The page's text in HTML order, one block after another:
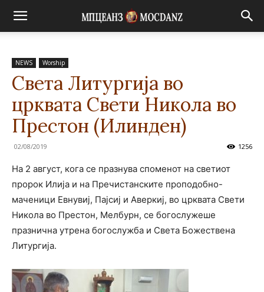
NEWS Worship
Света Литургија во
црквата Свети Никола во
Престон (Илинден)
02/08/2019 1256
На 2 август, кога се празнува споменот на светиот
пророк Илија и на Пречистанските проподобно-
маченици Евнувиј, Пајсиј и Аверкиј, во црквата Свети
Никола во Престон, Мелбурн, се богослужеше
празнична утрена богослужба и Света Божествена
Литургија.